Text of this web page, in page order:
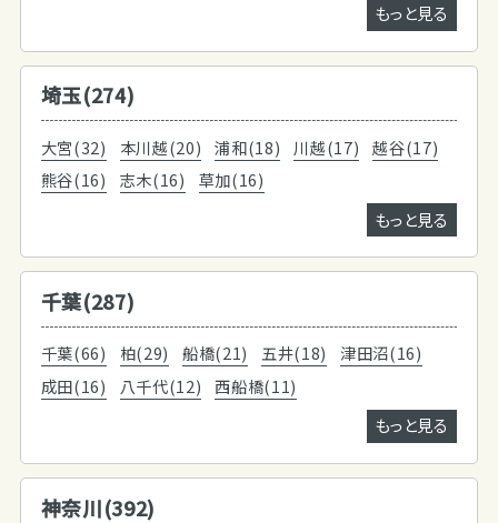
もっと見る
埼玉(274)
大宮(32) 本川越(20) 浦和(18) 川越(17)
越谷(17)
熊谷(16)
志木(16)
草加(16)
もっと見る
千葉(287)
千葉(66) 柏(29) 船橋(21) 五井(18)
津田沼(16)
成田(16)
八千代(12)
西船橋(11)
もっと見る
神奈川(392)